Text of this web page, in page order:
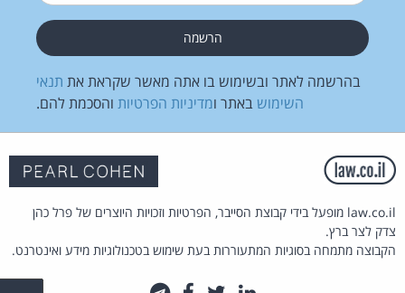
בהרשמה לאתר ובשימוש בו אתה מאשר שקראת את תנאי
השימוש באתר ומדיניות הפרטיות והסכמת להם.
law.co.il מופעל בידי קבוצת הסייבר, הפרטיות וזכויות היוצרים של פרל כהן
צדק לצר ברץ.
הקבוצה מתמחה בסוגיות המתעוררות בעת שימוש בטכנולוגיות מידע ואינטרנט.